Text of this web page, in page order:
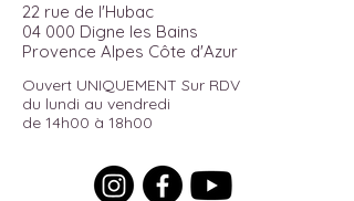
22 rue de l'Hubac
04 000 Digne les Bains
Provence Alpes Côte d'Azur
Ouvert UNIQUEMENT Sur RDV
du lundi au vendredi
de 14h00 à 18h00